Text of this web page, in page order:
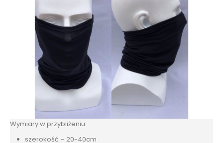
Wymiary w przybliżeniu:
szerokość – 20-40cm